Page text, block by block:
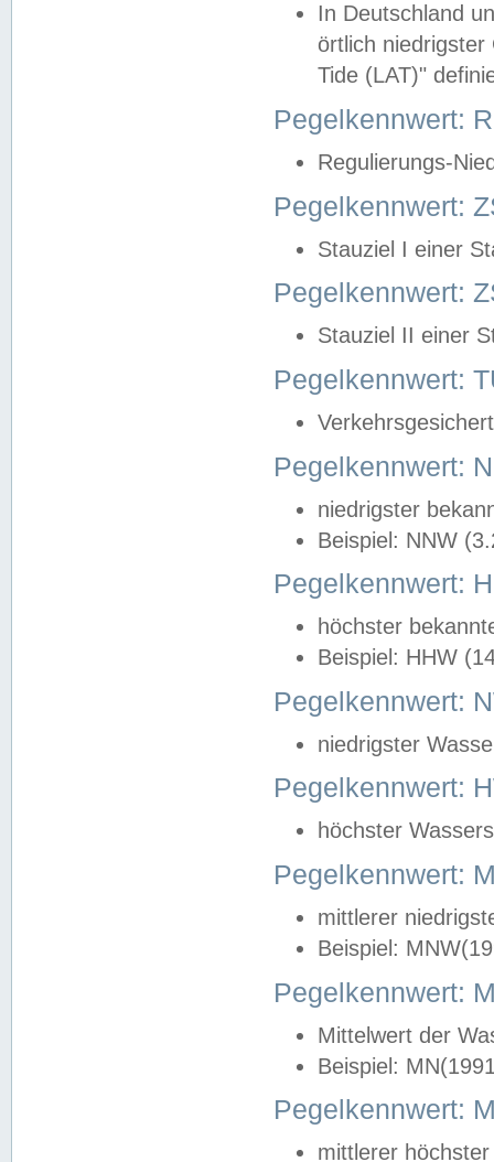
In Deutschland
örtlich
Tide (LAT)"
Pegelkennwert:
Regulierungs-
Pegelkennwert:
Stauziel I einer
Pegelkennwert:
Stauziel II einer
Pegelkennwert:
Pegelkennwert:
niedrigster
Beispiel: NNW
Pegelkennwert:
höchster
Beispiel: HHW
Pegelkennwert:
niedrigster
Pegelkennwert:
höchster
Pegelkennwert:
mittlerer
Beispiel:
Pegelkennwert:
Mittelwert der
Beispiel:
Pegelkennwert:
mittlerer